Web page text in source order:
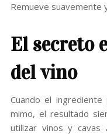
Remueve suavemente
El secreto
del vino
Cuando el
mimo, el resultado
utilizar vinos y cavas